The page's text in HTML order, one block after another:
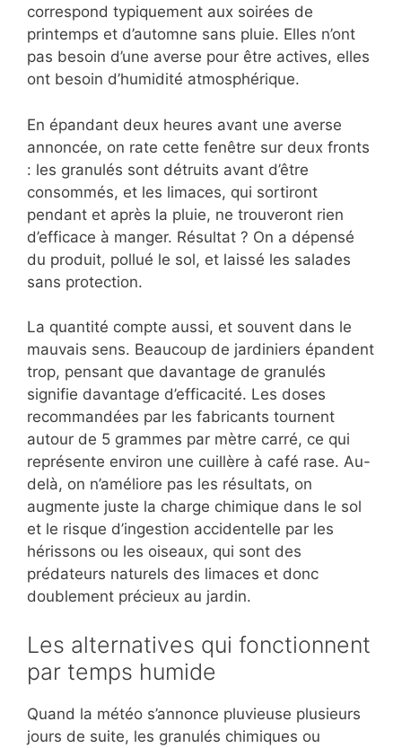
correspond typiquement aux soirées de
printemps et d’automne sans pluie. Elles n’ont
pas besoin d’une averse pour être actives, elles
ont besoin d’humidité atmosphérique.
En épandant deux heures avant une averse
annoncée, on rate cette fenêtre sur deux fronts
: les granulés sont détruits avant d’être
consommés, et les limaces, qui sortiront
pendant et après la pluie, ne trouveront rien
d’efficace à manger. Résultat ? On a dépensé
du produit, pollué le sol, et laissé les salades
sans protection.
La quantité compte aussi, et souvent dans le
mauvais sens. Beaucoup de jardiniers épandent
trop, pensant que davantage de granulés
signifie davantage d’efficacité. Les doses
recommandées par les fabricants tournent
autour de 5 grammes par mètre carré, ce qui
représente environ une cuillère à café rase. Au-
delà, on n’améliore pas les résultats, on
augmente juste la charge chimique dans le sol
et le risque d’ingestion accidentelle par les
hérissons ou les oiseaux, qui sont des
prédateurs naturels des limaces et donc
doublement précieux au jardin.
Les alternatives qui fonctionnent
par temps humide
Quand la météo s’annonce pluvieuse plusieurs
jours de suite, les granulés chimiques ou